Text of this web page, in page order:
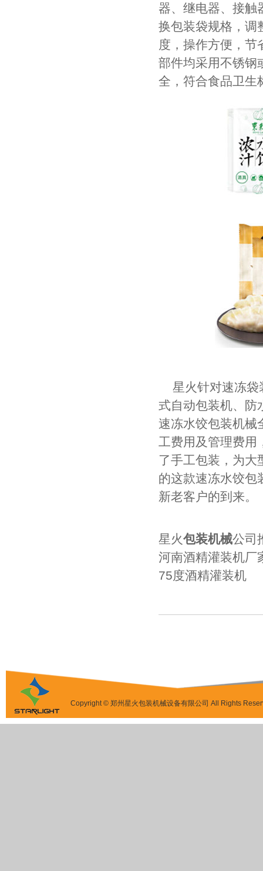
器、继电器、接触
换包装袋规格，调
度，操作方便，节
部件均采用不锈钢
全，符合食品卫生
星火针对速冻
式自动包装机、防
速冻水饺包装机械
工费用及管理费用
了手工包装，为大
的这款速冻水饺包
新老客户的到来。
星火包装机械公司
河南酒精灌装机厂
75度酒精灌装机
Copyright © 郑州星火包装机械设备有限公司 All Rights